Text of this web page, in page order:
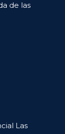
de las
Las